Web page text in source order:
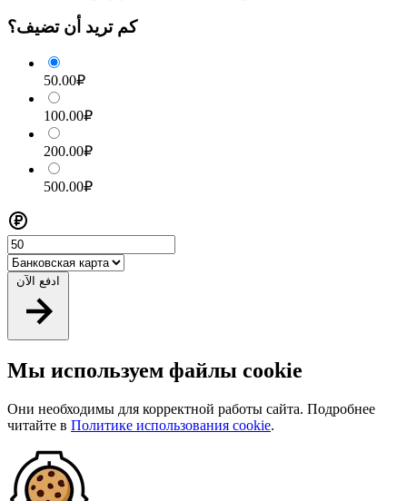
كم تريد أن تضيف؟
50.00₽
100.00₽
200.00₽
500.00₽
ادفع الآن
Мы используем файлы cookie
Они необходимы для корректной работы сайта. Подробнее
читайте в Политике использования cookie.